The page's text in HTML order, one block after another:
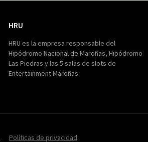
HRU
HRU es la empresa responsable del
Hipódromo Nacional de Maroñas, Hipódromo
Las Piedras y las 5 salas de slots de
Entertainment Maroñas
Políticas de privacidad